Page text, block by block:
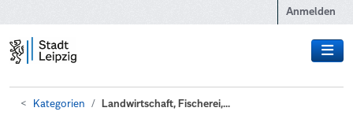
Anmelden
Kategorien Landwirtschaft, Fischerei,...